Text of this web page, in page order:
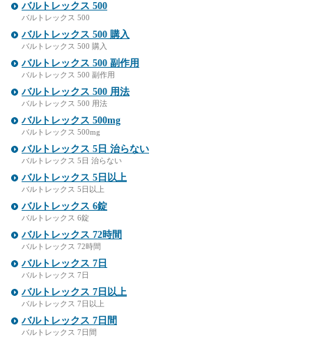
バルトレックス 500
バルトレックス 500
バルトレックス 500 購入
バルトレックス 500 購入
バルトレックス 500 副作用
バルトレックス 500 副作用
バルトレックス 500 用法
バルトレックス 500 用法
バルトレックス 500mg
バルトレックス 500mg
バルトレックス 5日 治らない
バルトレックス 5日 治らない
バルトレックス 5日以上
バルトレックス 5日以上
バルトレックス 6錠
バルトレックス 6錠
バルトレックス 72時間
バルトレックス 72時間
バルトレックス 7日
バルトレックス 7日
バルトレックス 7日以上
バルトレックス 7日以上
バルトレックス 7日間
バルトレックス 7日間